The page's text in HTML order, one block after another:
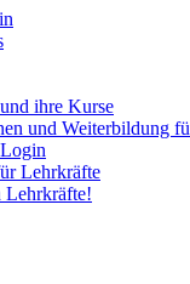
ihre Kurse
und Weiterbildung
Lehrkräfte
Lehrkräfte!